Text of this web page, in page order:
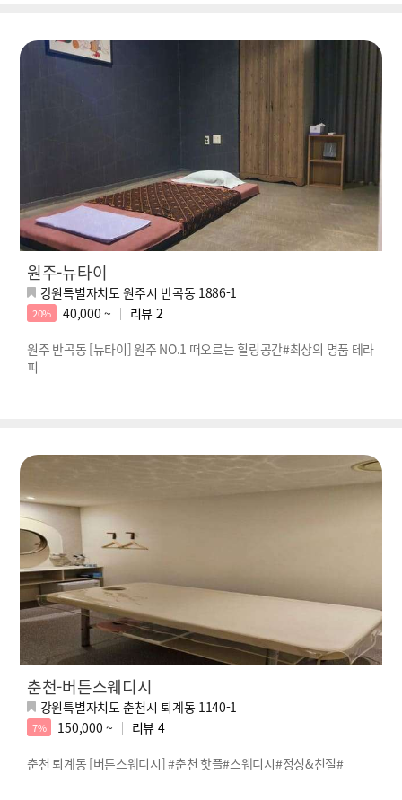
원주-뉴타이
강원특별자치도 원주시 반곡동 1886-1
20% 40,000 ~ 리뷰 2
원주 반곡동 [뉴타이] 원주 NO.1 떠오르는 힐링공간#최상의 명품 테라
피
춘천-버튼스웨디시
강원특별자치도 춘천시 퇴계동 1140-1
7% 150,000 ~ 리뷰 4
춘천 퇴계동 [버튼스웨디시] #춘천 핫플#스웨디시#정성&친절#